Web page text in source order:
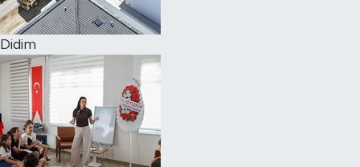
Didim